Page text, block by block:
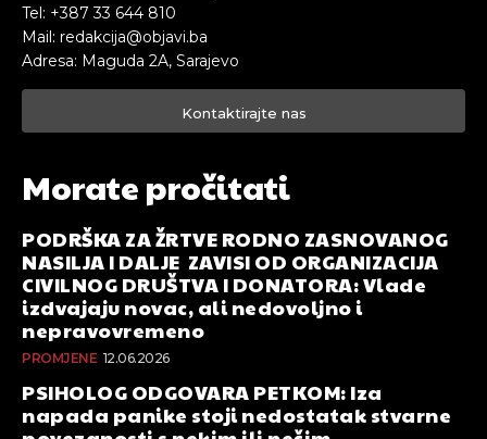
Tel: +387 33 644 810
Mail: redakcija@objavi.ba
Adresa: Maguda 2A, Sarajevo
Kontaktirajte nas
Morate pročitati
PODRŠKA ZA ŽRTVE RODNO ZASNOVANOG
NASILJA I DALJE ZAVISI OD ORGANIZACIJA
CIVILNOG DRUŠTVA I DONATORA: Vlade
izdvajaju novac, ali nedovoljno i
nepravovremeno
PROMJENE 12.06.2026
PSIHOLOG ODGOVARA PETKOM: Iza
napada panike stoji nedostatak stvarne